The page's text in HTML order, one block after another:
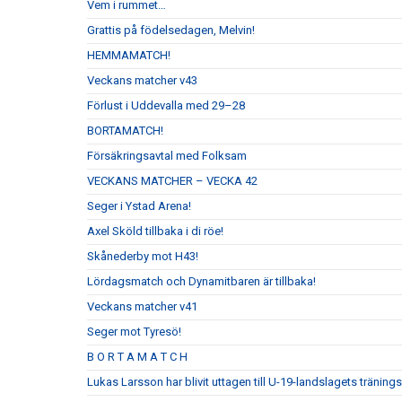
Vem i rummet…
Grattis på födelsedagen, Melvin!
HEMMAMATCH!
Veckans matcher v43
Förlust i Uddevalla med 29–28
BORTAMATCH!
Försäkringsavtal med Folksam
VECKANS MATCHER – VECKA 42
Seger i Ystad Arena!
Axel Sköld tillbaka i di röe!
Skånederby mot H43!
Lördagsmatch och Dynamitbaren är tillbaka!
Veckans matcher v41
Seger mot Tyresö!
B O R T A M A T C H
Lukas Larsson har blivit uttagen till U-19-landslagets